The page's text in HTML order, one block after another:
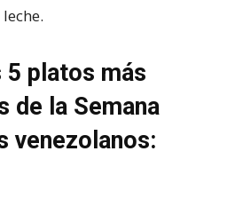
platos más
de la Semana
venezolanos: